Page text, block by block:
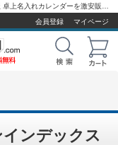
会員登録
マイページ
ンデックス